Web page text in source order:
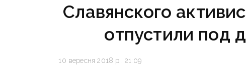
Славянского
отпустили под
10 вересня 2018 р., 21:09